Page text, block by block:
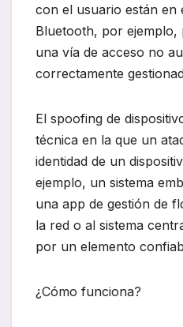
con el usuario están en
Bluetooth, por ejemplo,
una vía de acceso no
correctamente
El spoofing de
técnica en la que un
identidad de un
ejemplo, un sistema
una app de gestión de
la red o al sistema
por un elemento
¿Cómo funciona?